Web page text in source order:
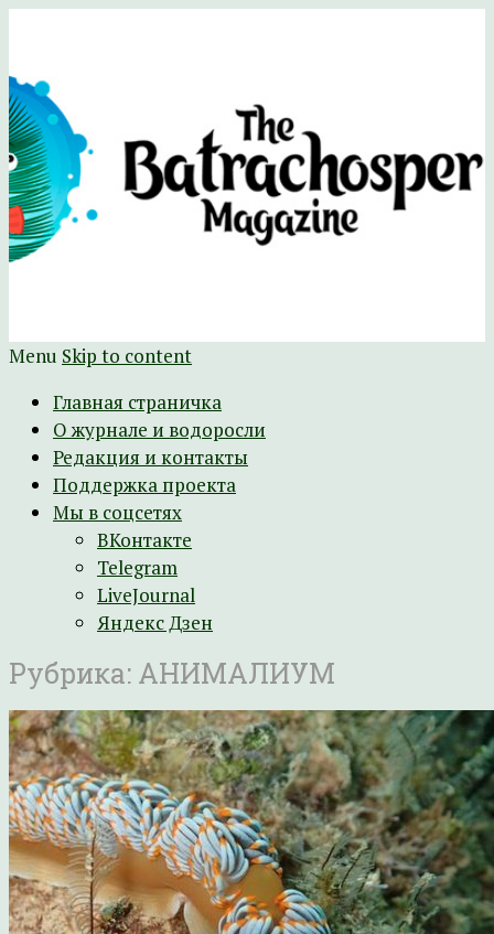
The Batrachospermum Magazine
Батрахоспермум (официальный сайт)
Menu Skip to content
Главная страничка
О журнале и водоросли
Редакция и контакты
Поддержка проекта
Мы в соцсетях
ВКонтакте
Telegram
LiveJournal
Яндекс Дзен
Рубрика: АНИМАЛИУМ